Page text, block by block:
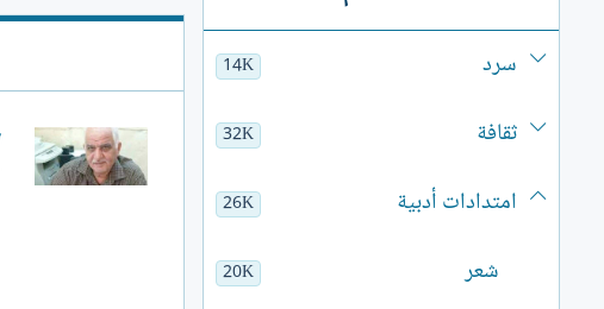
سرد 14K
ثقافة 32K
امتدادات أدبية 26K
شعر 20K